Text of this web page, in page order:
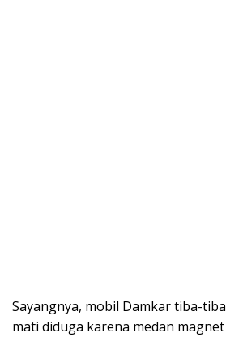
Sayangnya, mobil Damkar tiba-
mati diduga karena medan magnet